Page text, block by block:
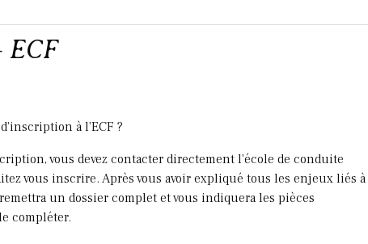
ECF
à l'ECF ?
vous devez contacter directement l'école de conduite
vous inscrire. Après vous avoir expliqué tous les enjeux liés à
un dossier complet et vous indiquera les pièces
compléter.